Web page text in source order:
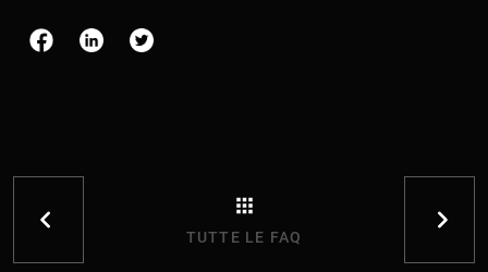
TUTTE LE FAQ